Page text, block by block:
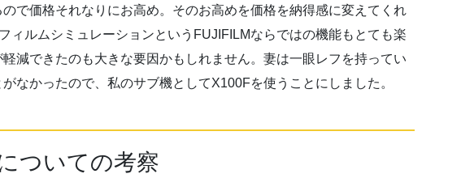
で価格それなりにお高め。そのお高めを価格を納得感に変えてくれ
ィルムシミュレーションというFUJIFILMならではの機能もとても楽
減できたのも大きな要因かもしれません。妻は一眼レフを持ってい
なかったので、私のサブ機としてX100Fを使うことにしました。
ついての考察